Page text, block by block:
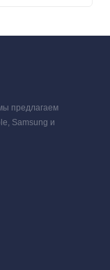
предлагаем
Samsung и